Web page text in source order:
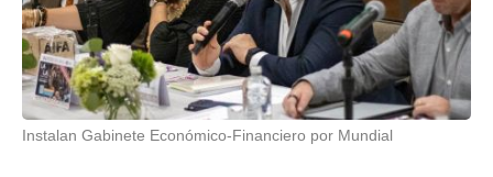
Instalan Gabinete Económico-Financiero por Mundial